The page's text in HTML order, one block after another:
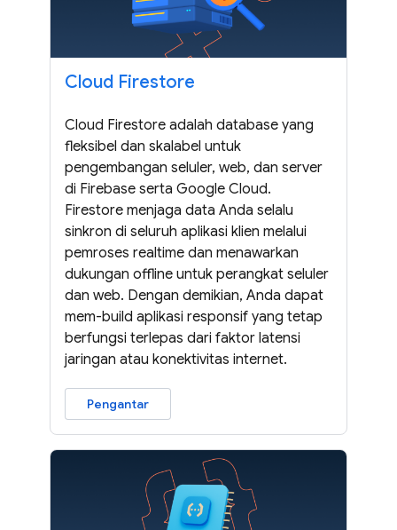
Cloud Firestore
Cloud Firestore adalah database yang
fleksibel dan skalabel untuk
pengembangan seluler, web, dan server
di Firebase serta Google Cloud.
Firestore menjaga data Anda selalu
sinkron di seluruh aplikasi klien melalui
pemroses realtime dan menawarkan
dukungan offline untuk perangkat seluler
dan web. Dengan demikian, Anda dapat
mem-build aplikasi responsif yang tetap
berfungsi terlepas dari faktor latensi
jaringan atau konektivitas internet.
Pengantar